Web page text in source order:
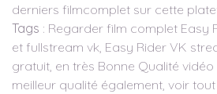
derniers filmcomplet sur cette
Tags : Regarder film complet Easy
et fullstream vk, Easy Rider VK
gratuit, en très Bonne Qualité
meilleur qualité également, voir